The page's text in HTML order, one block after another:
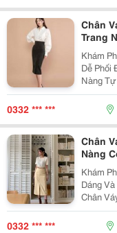
Chân
Trang
Khám
Dễ Phối
Nàng
Websites Chân Váy Dài Thanh Lịch &Ndash; Xu
0332 *** ***
Chân
Nàng
Khám
Dáng
Chân
Chủ - My Websites Chân
Không
0332 *** ***